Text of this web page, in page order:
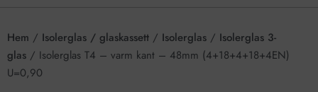
Hem / Isolerglas / glaskassett / Isolerglas / Isolerglas 3-
glas / Isolerglas T4 – varm kant – 48mm (4+18+4+18+4EN)
U=0,90